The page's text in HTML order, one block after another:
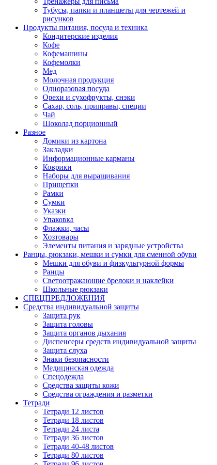
Тубусы, папки и планшеты для чертежей и
рисунков
Продукты питания, посуда и техника
Кондитерские изделия
Кофе
Кофемашины
Кофемолки
Мед
Молочная продукция
Одноразовая посуда
Орехи и сухофрукты, снэки
Сахар, соль, приправы, специи
Чай
Шоколад порционный
Разное
Домики из картона
Закладки
Информационные карманы
Коврики
Наборы для выращивания
Прищепки
Рамки
Сумки
Указки
Упаковка
Флажки, часы
Хозтовары
Элементы питания и зарядные устройства
Ранцы, рюкзаки, мешки и сумки для сменной обуви
Мешки для обуви и физкультурной формы
Ранцы
Светоотражающие брелоки и наклейки
Школьные рюкзаки
СПЕЦПРЕДЛОЖЕНИЯ
Средства индивидуальной защиты
Защита рук
Защита головы
Защита органов дыхания
Диспенсеры средств индивидуальной защиты
Защита слуха
Знаки безопасности
Медицинская одежда
Спецодежда
Средства защиты кожи
Средства ограждения и разметки
Тетради
Тетради 12 листов
Тетради 18 листов
Тетради 24 листа
Тетради 36 листов
Тетради 40-48 листов
Тетради 80 листов